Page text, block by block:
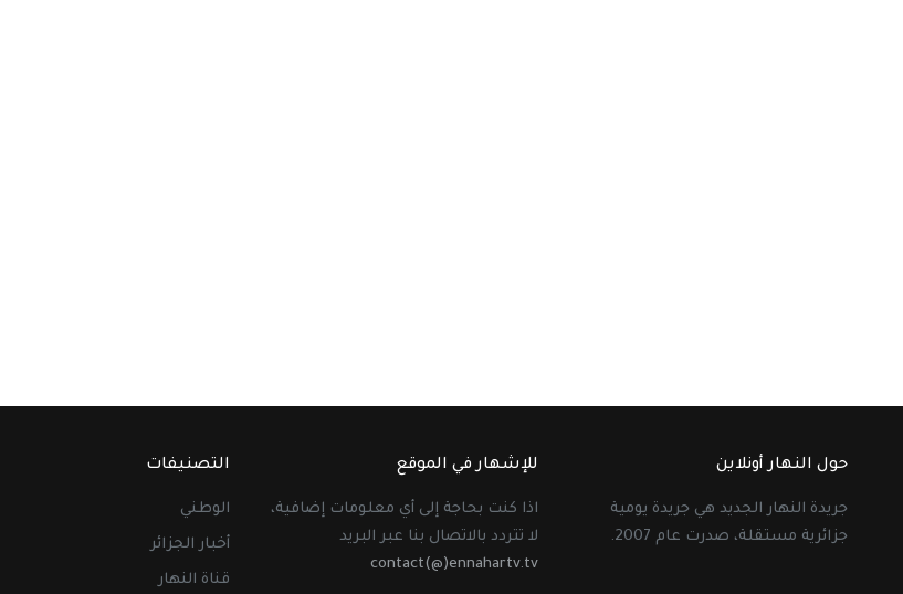
حول النهار أونلاين
جريدة النهار الجديد هي جريدة يومية
جزائرية مستقلة، صدرت عام 2007.
للإشهار في الموقع
اذا كنت بحاجة إلى أي معلومات إضافية،
لا تتردد بالاتصال بنا عبر البريد
contact(@)ennahartv.tv
التصنيفات
الوطني
أخبار الجزائر
قناة النهار